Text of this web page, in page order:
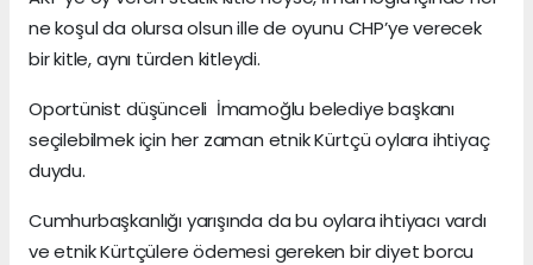
ne koşul da olursa olsun ille de oyunu CHP’ye verecek
bir kitle, aynı türden kitleydi.
Oportünist düşünceli İmamoğlu belediye başkanı
seçilebilmek için her zaman etnik Kürtçü oylara ihtiyaç
duydu.
Cumhurbaşkanlığı yarışında da bu oylara ihtiyacı vardı
ve etnik Kürtçülere ödemesi gereken bir diyet borcu